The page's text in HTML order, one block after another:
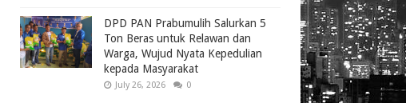
DPD PAN Prabumulih Salurkan 5
Ton Beras untuk Relawan dan
Warga, Wujud Nyata Kepedulian
kepada Masyarakat
July 26, 2026 0